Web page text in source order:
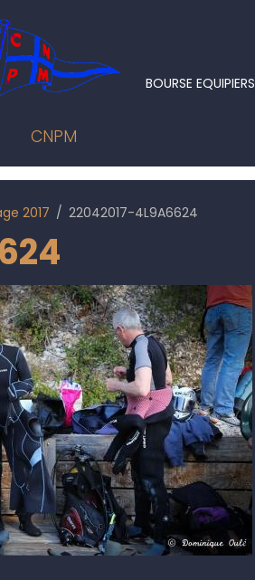
CNPM
BOURSE EQUIPIERS
2017 22042017-4L9A6624